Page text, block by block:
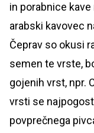
in porabnice
arabski kavovec
Čeprav so okusi
semen te vrste,
gojenih vrst, npr.
vrsti se
povprečnega